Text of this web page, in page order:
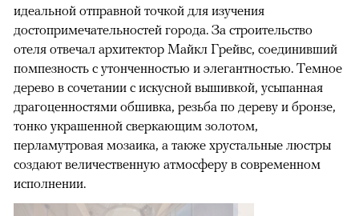
идеальной отправной точкой для изучения
достопримечательностей города. За строительство
отеля отвечал архитектор Майкл Грейвс, соединивший
помпезность с утонченностью и элегантностью. Темное
дерево в сочетании с искусной вышивкой, усыпанная
драгоценностями обшивка, резьба по дереву и бронзе,
тонко украшенной сверкающим золотом,
перламутровая мозаика, а также хрустальные люстры
создают величественную атмосферу в современном
исполнении.